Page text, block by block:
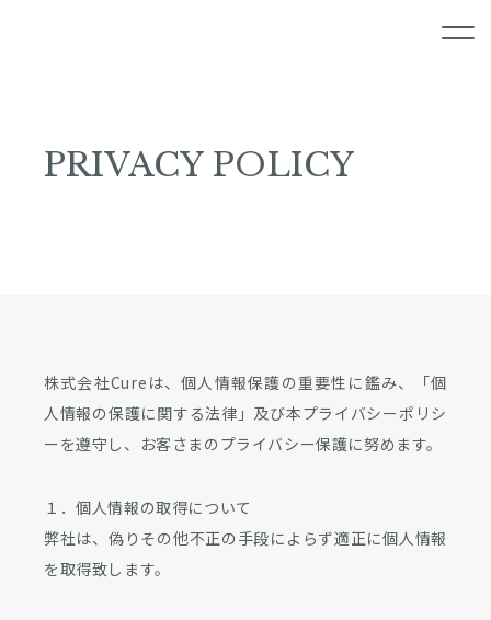
PRIVACY POLICY
株式会社Cureは、個人情報保護の重要性に鑑み、「個
人情報の保護に関する法律」及び本プライバシーポリシ
ーを遵守し、お客さまのプライバシー保護に努めます。
１．個人情報の取得について
弊社は、偽りその他不正の手段によらず適正に個人情報
を取得致します。